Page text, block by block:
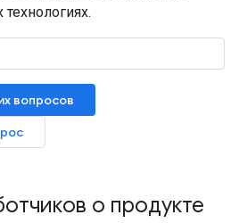
вопросов
о продукте